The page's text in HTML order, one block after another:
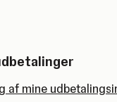
af mine